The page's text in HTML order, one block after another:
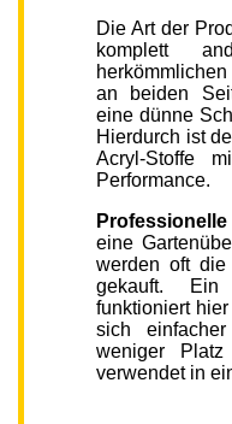
Die Art der
komplett
an beiden
eine dünne
Hierdurch ist
Acryl-Stoffe
Performance.
eine
werden oft die
gekauft. Ein
funktioniert
sich
weniger
verwendet in